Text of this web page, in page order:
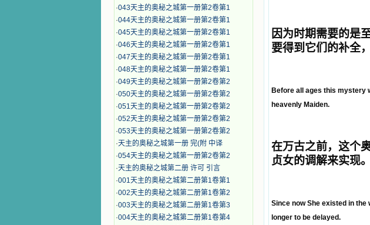
·043天主的奥秘之城第一册第2卷第1
·044天主的奥秘之城第一册第2卷第1
·045天主的奥秘之城第一册第2卷第1
·046天主的奥秘之城第一册第2卷第1
·047天主的奥秘之城第一册第2卷第1
·048天主的奥秘之城第一册第2卷第1
·049天主的奥秘之城第一册第2卷第2
·050天主的奥秘之城第一册第2卷第2
·051天主的奥秘之城第一册第2卷第2
·052天主的奥秘之城第一册第2卷第2
·053天主的奥秘之城第一册第2卷第2
·天主的奥秘之城第一册 完(附 中译
·054天主的奥秘之城第一册第2卷第2
·天主的奥秘之城第二册 许可 引言
·001天主的奥秘之城第二册第1卷第1
·002天主的奥秘之城第二册第1卷第2
·003天主的奥秘之城第二册第1卷第3
·004天主的奥秘之城第二册第1卷第4
因为时期需要的是
要得到它们的补全
Before all ages this mystery
heavenly Maiden.
在万古之前，这个
贞女的调解来实现。
Since now She existed in
longer to be delayed.